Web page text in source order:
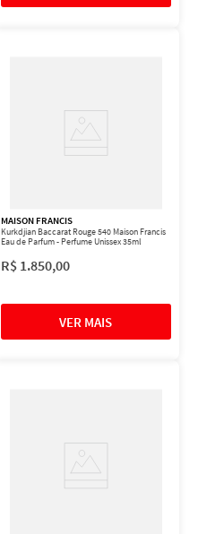
MAISON FRANCIS
Kurkdjian Baccarat Rouge 540 Maison Francis
Eau de Parfum - Perfume Unissex 35ml
R$ 1.850,00